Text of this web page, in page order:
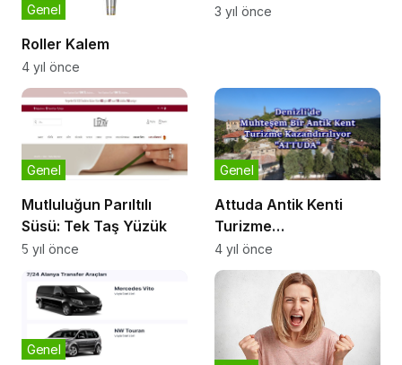
Roller Kalem
Genel
4 yıl önce
3 yıl önce
Mutluluğun Parıltılı
Süsü: Tek Taş Yüzük
Genel
5 yıl önce
Attuda Antik Kenti
Turizme
Kazandırılacak
Genel
4 yıl önce
Genel